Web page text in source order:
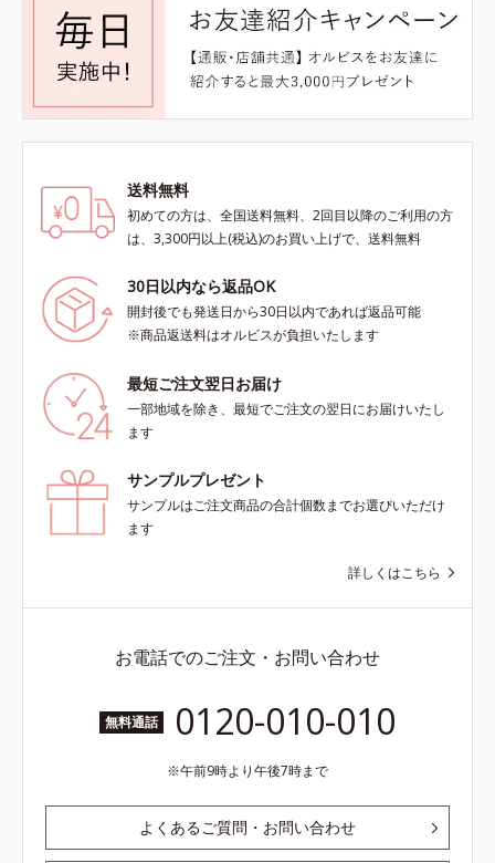
送料無料
初めての方は、全国送料無料、2回目以降のご利用の方
は、3,300円以上(税込)のお買い上げで、送料無料
30日以内なら返品OK
開封後でも発送日から30日以内であれば返品可能
※商品返送料はオルビスが負担いたします
最短ご注文翌日お届け
一部地域を除き、最短でご注文の翌日にお届けいたし
ます
サンプルプレゼント
サンプルはご注文商品の合計個数までお選びいただけ
ます
詳しくはこちら
お電話でのご注文・お問い合わせ
無料通話 0120-010-010
午前9時より午後7時まで
よくあるご質問・お問い合わせ